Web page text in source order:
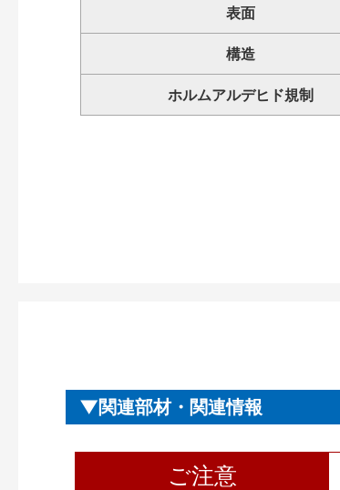
表面
構造
ホルムアルデヒド規制
関連部材・関連情報
ご注意